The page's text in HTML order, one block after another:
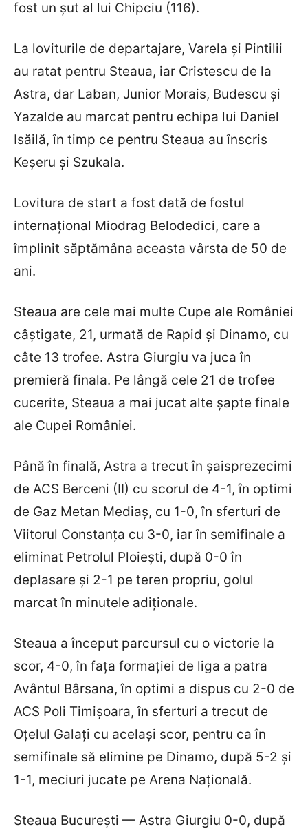
fost un șut al lui Chipciu (116).
La loviturile de departajare, Varela și Pintilii
au ratat pentru Steaua, iar Cristescu de la
Astra, dar Laban, Junior Morais, Budescu și
Yazalde au marcat pentru echipa lui Daniel
Isăilă, în timp ce pentru Steaua au înscris
Keșeru și Szukala.
Lovitura de start a fost dată de fostul
internațional Miodrag Belodedici, care a
împlinit săptămâna aceasta vârsta de 50 de
ani.
Steaua are cele mai multe Cupe ale României
câștigate, 21, urmată de Rapid și Dinamo, cu
câte 13 trofee. Astra Giurgiu va juca în
premieră finala. Pe lângă cele 21 de trofee
cucerite, Steaua a mai jucat alte șapte finale
ale Cupei României.
Până în finală, Astra a trecut în șaisprezecimi
de ACS Berceni (II) cu scorul de 4-1, în optimi
de Gaz Metan Mediaș, cu 1-0, în sferturi de
Viitorul Constanța cu 3-0, iar în semifinale a
eliminat Petrolul Ploiești, după 0-0 în
deplasare și 2-1 pe teren propriu, golul
marcat în minutele adiționale.
Steaua a început parcursul cu o victorie la
scor, 4-0, în fața formației de liga a patra
Avântul Bârsana, în optimi a dispus cu 2-0 de
ACS Poli Timișoara, în sferturi a trecut de
Oțelul Galați cu același scor, pentru ca în
semifinale să elimine pe Dinamo, după 5-2 și
1-1, meciuri jucate pe Arena Națională.
Steaua București — Astra Giurgiu 0-0, după